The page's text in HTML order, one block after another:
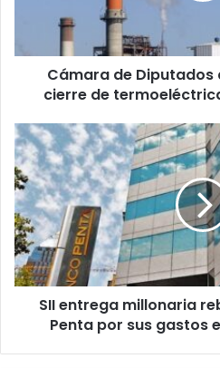
termoeléctricas
a
carbónCámara de
cierre de
SII
entrega
millonaria
rebaja
de
impuestos
a
Penta
por
gastos
su
SII entrega millonaria
Penta por sus gastos